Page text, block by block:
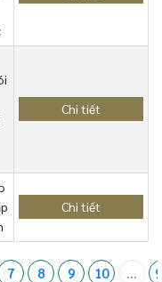
Chi tiết
Chi tiết
7 8 9 10 ...